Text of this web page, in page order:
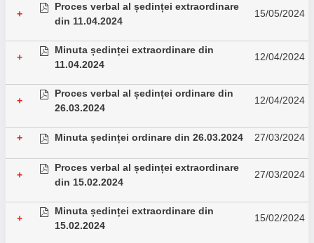
+
Proces verbal al ședinței extraordinare
din 11.04.2024
15/05/2024
+
Minuta ședinței extraordinare din
11.04.2024
12/04/2024
+
Proces verbal al ședinței ordinare din
26.03.2024
12/04/2024
+ Minuta ședinței ordinare din 26.03.2024 27/03/2024
+
Proces verbal al ședinței extraordinare
din 15.02.2024
27/03/2024
+
Minuta ședinței extraordinare din
15.02.2024
15/02/2024